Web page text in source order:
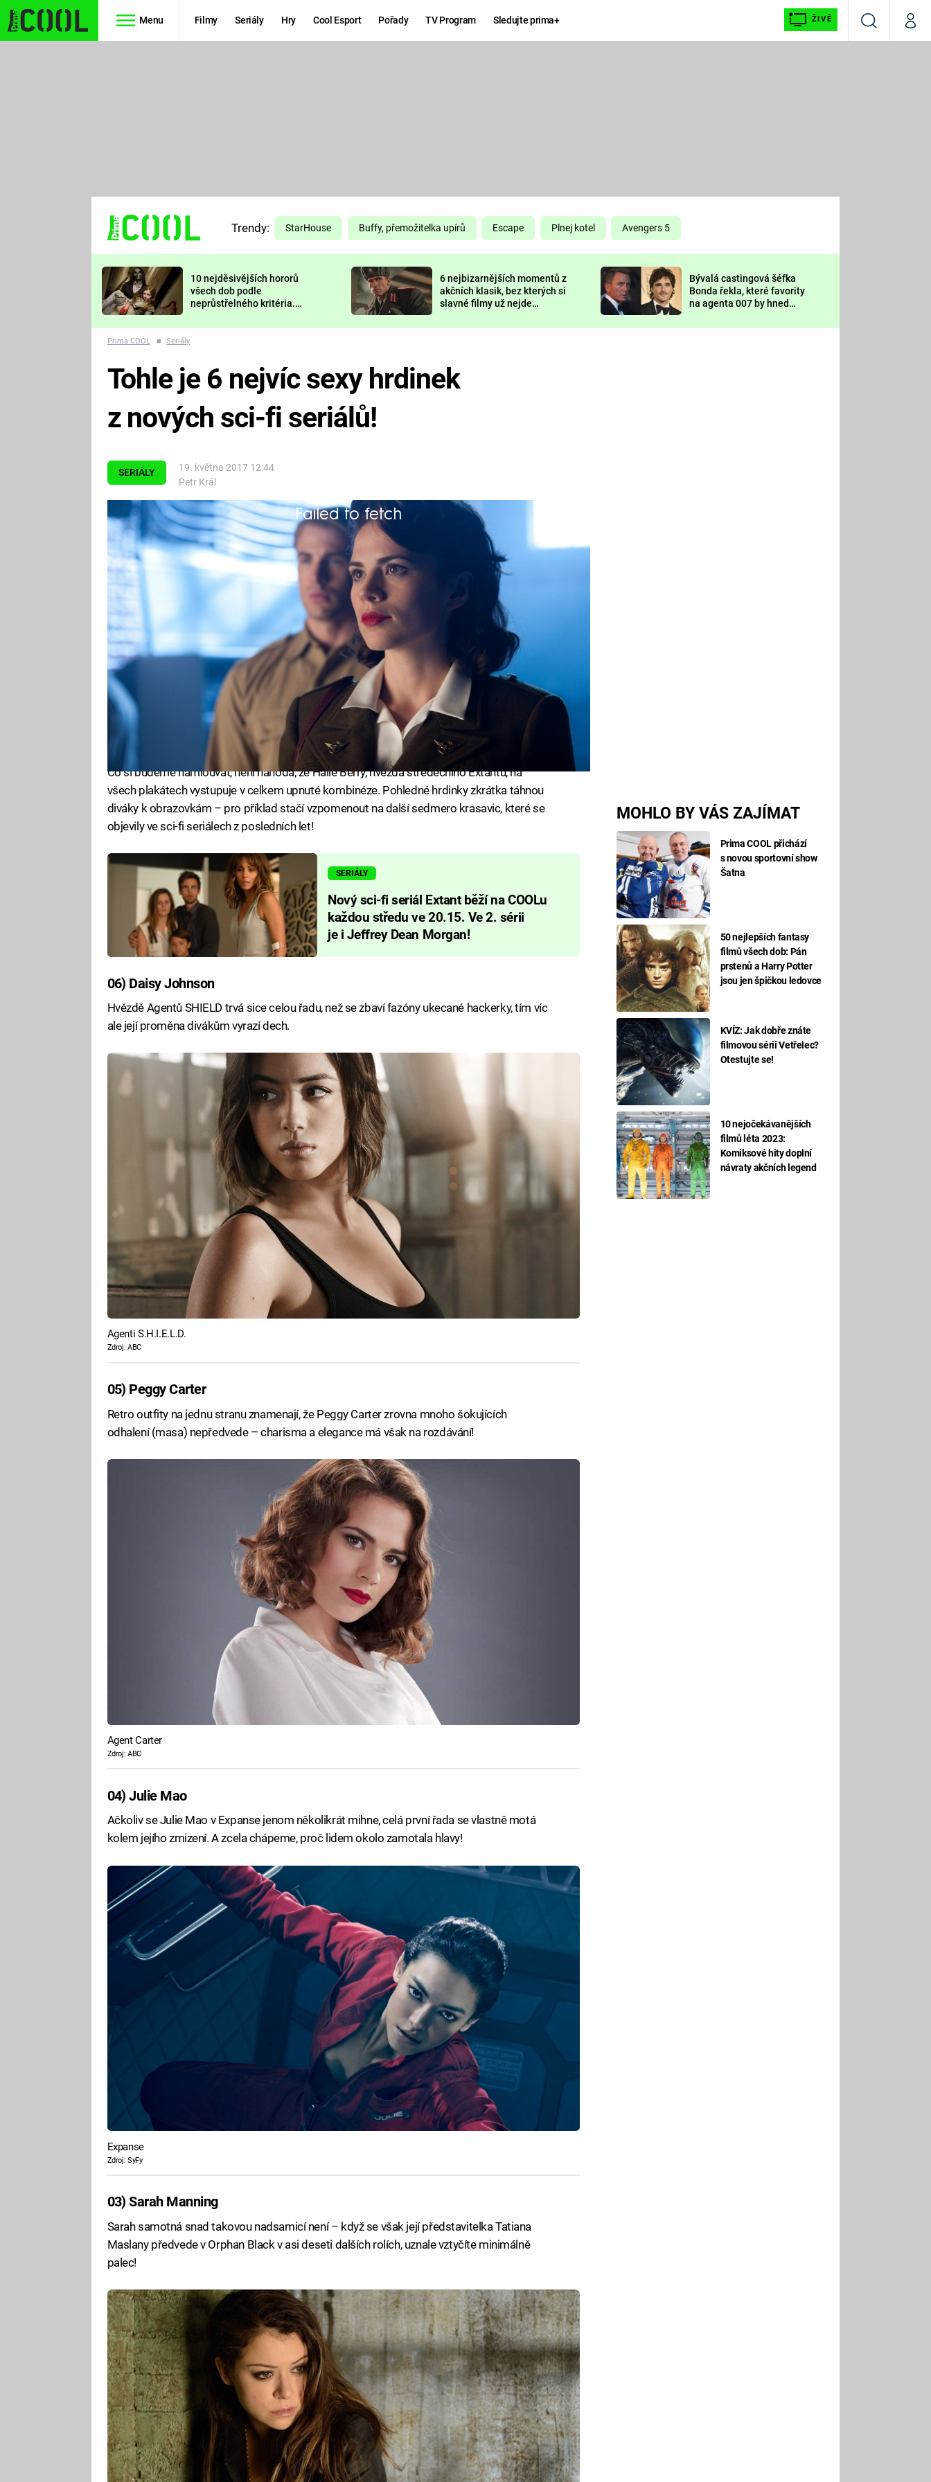
Menu Filmy Seriály Hry Cool Esport Pořady TV Program Sledujte prima+ ŽIVĚ
VyhledáváníMůj
TŘESKU
FUTURAMA
PREDÁTOR
DELIVERANCE
KOMEDIE
CHUCK
NORRIS
DEADPOOL
Prima LAJK
Sledujte nás
Trendy: StarHouse Buffy, přemožitelka upírů Escape Plnej kotel Avengers 5
10 nejděsivějších hororů
všech dob podle
neprůstřelného kritéria.
nejvíc zvednou tep?
6 nejbizarnějších momentů z
akčních klasik, bez kterých si
slavné filmy už nejde
Bývalá castingová šéfka
Bonda řekla, které favority
na agenta 007 by hned
Prima COOL ■ Seriály
SERIÁLY
19. května 2017 12:44
Petr Král
MOHLO BY VÁS ZAJÍMAT
Prima COOL přichází
s novou sportovní show
Šatna
50 nejlepších fantasy
filmů všech dob: Pán
prstenů a Harry Potter
jsou jen špičkou ledovce
KVÍZ: Jak dobře znáte
filmovou sérii Vetřelec?
Otestujte se!
10 nejočekávanějších
filmů léta 2023:
Komiksové hity doplní
návraty akčních legend
Tohle je 6 nejvíc sexy hrdinek
z nových sci-fi seriálů!
Failed to fetch
Radost pokoukat!
Co si budeme namlouvat, není náhoda, že Halle Berry, hvězda středečního Extantu, na
všech plakátech vystupuje v celkem upnuté kombinéze. Pohledné hrdinky zkrátka táhnou
diváky k obrazovkám – pro příklad stačí vzpomenout na další sedmero krasavic, které se
objevily ve sci-fi seriálech z posledních let!
SERIÁLY
Nový sci-fi seriál Extant běží na COOLu
každou středu ve 20.15. Ve 2. sérii
je i Jeffrey Dean Morgan!
06) Daisy Johnson
Hvězdě Agentů SHIELD trvá sice celou řadu, než se zbaví fazóny ukecané hackerky, tím víc
ale její proměna divákům vyrazí dech.
Agenti S.H.I.E.L.D.
Zdroj: ABC
05) Peggy Carter
Retro outfity na jednu stranu znamenají, že Peggy Carter zrovna mnoho šokujících
odhalení (masa) nepředvede – charisma a elegance má však na rozdávání!
Agent Carter
Zdroj: ABC
04) Julie Mao
Ačkoliv se Julie Mao v Expanse jenom několikrát mihne, celá první řada se vlastně motá
kolem jejího zmizení. A zcela chápeme, proč lidem okolo zamotala hlavy!
Expanse
Zdroj: SyFy
03) Sarah Manning
Sarah samotná snad takovou nadsamicí není – když se však její představitelka Tatiana
Maslany předvede v Orphan Black v asi deseti dalších rolích, uznale vztyčíte minimálně
palec!